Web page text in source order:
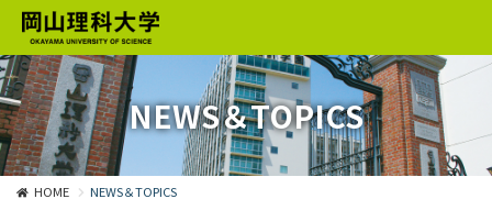
NEWS＆TOPICS
HOME NEWS＆TOPICS